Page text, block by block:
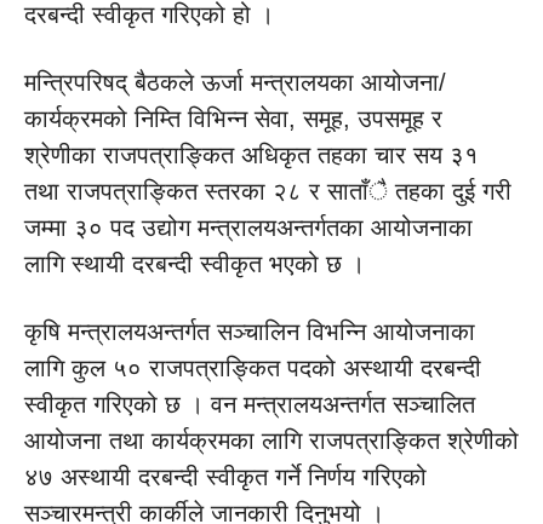
दरबन्दी स्वीकृत गरिएको हो ।
मन्त्रिपरिषद् बैठकले ऊर्जा मन्त्रालयका आयोजना/
कार्यक्रमको निम्ति विभिन्न सेवा, समूह, उपसमूह र
श्रेणीका राजपत्राङ्कित अधिकृत तहका चार सय ३१
तथा राजपत्राङ्कित स्तरका २८ र साताँै तहका दुई गरी
जम्मा ३० पद उद्योग मन्त्रालयअन्तर्गतका आयोजनाका
लागि स्थायी दरबन्दी स्वीकृत भएको छ ।
कृषि मन्त्रालयअन्तर्गत सञ्चालिन विभन्नि आयोजनाका
लागि कुल ५० राजपत्राङ्कित पदको अस्थायी दरबन्दी
स्वीकृत गरिएको छ । वन मन्त्रालयअन्तर्गत सञ्चालित
आयोजना तथा कार्यक्रमका लागि राजपत्राङ्कित श्रेणीको
४७ अस्थायी दरबन्दी स्वीकृत गर्ने निर्णय गरिएको
सञ्चारमन्त्री कार्कीले जानकारी दिनुभयो ।